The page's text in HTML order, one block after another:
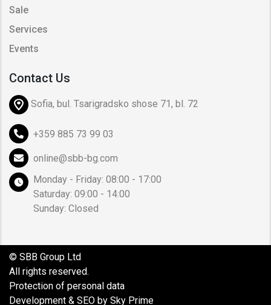
Sale
Services
Events
Contact Us
Sofia, bul. Tsarigradsko shose 71, bl. 72
+359 885 73 99 03
online@sbb-bg.com
Monday - Friday: 08:00 - 17:00
Saturday: 09:00 - 14:00
Sunday: Closed
© SBB Group Ltd
All rights reserved.
Protection of personal data
Development & SEO by Sky Prime